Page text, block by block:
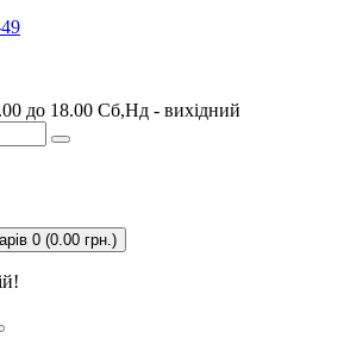
до 18.00 Сб,Нд - вихідний
0 (0.00 грн.)